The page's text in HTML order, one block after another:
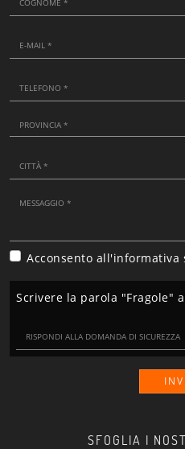
SFOGLIA I
Acconsento all'informativa
Scrivere la parola "Fragole"